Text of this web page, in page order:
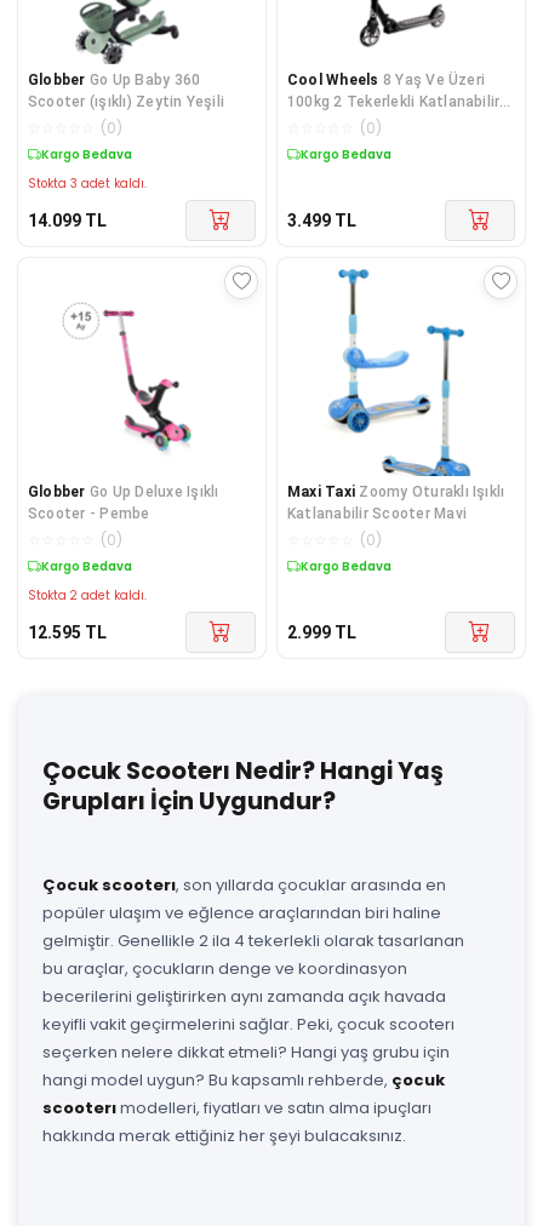
Globber Go Up Baby 360
Scooter (ışıklı) Zeytin Yeşili
(0)
Kargo Bedava
Stokta 3 adet kaldı.
14.099 TL
Cool Wheels 8 Yaş Ve Üzeri
100kg 2 Tekerlekli Katlanabilir
Gri Çocuk Scooter
(0)
Kargo Bedava
3.499 TL
Globber Go Up Deluxe Işıklı
Scooter - Pembe
(0)
Kargo Bedava
Stokta 2 adet kaldı.
12.595 TL
Maxi Taxi Zoomy Oturaklı Işıklı
Katlanabilir Scooter Mavi
(0)
Kargo Bedava
2.999 TL
Çocuk Scooterı Nedir? Hangi Yaş
Grupları İçin Uygundur?
Çocuk scooterı, son yıllarda çocuklar arasında en
popüler ulaşım ve eğlence araçlarından biri haline
gelmiştir. Genellikle 2 ila 4 tekerlekli olarak tasarlanan
bu araçlar, çocukların denge ve koordinasyon
becerilerini geliştirirken aynı zamanda açık havada
keyifli vakit geçirmelerini sağlar. Peki, çocuk scooterı
seçerken nelere dikkat etmeli? Hangi yaş grubu için
hangi model uygun? Bu kapsamlı rehberde, çocuk
scooterımodelleri, fiyatları ve satın alma ipuçları
hakkında merak ettiğiniz her şeyi bulacaksınız.